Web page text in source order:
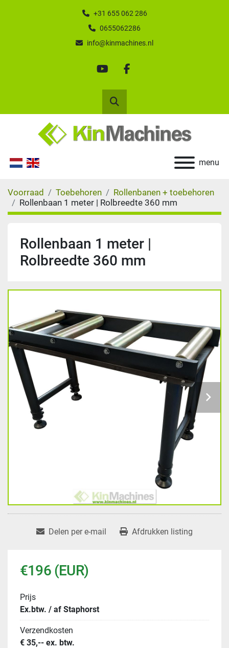
+31 655 062 286
0655062286
info@kinmachines.nl
youtubefacebook
Zoek
menu
Voorraad Toebehoren
Rollenbanen + toebehoren
Rollenbaan 1 meter | Rolbreedte 360 mm
Rollenbaan 1 meter |
Rolbreedte 360 mm
Delen per e-mail Afdrukken listing
€196 (EUR)
Prijs
Ex.btw. / af Staphorst
Verzendkosten
€ 35,-- ex. btw.